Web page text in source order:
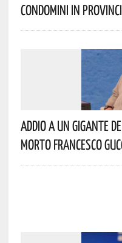
Condomini In
Addio A Un Gigante
Morto Francesco